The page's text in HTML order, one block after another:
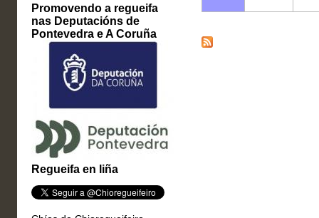
Promovendo a regueifa
nas Deputacións de
Pontevedra e A Coruña
Regueifa en liña